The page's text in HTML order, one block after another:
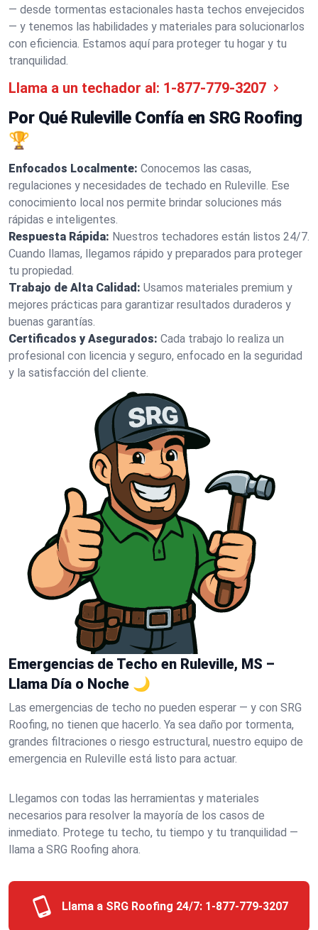
— desde tormentas estacionales hasta techos envejecidos
— y tenemos las habilidades y materiales para solucionarlos
con eficiencia. Estamos aquí para proteger tu hogar y tu
tranquilidad.
Llama a un techador al: 1-877-779-3207
Por Qué Ruleville Confía en SRG Roofing
🏆
Enfocados Localmente: Conocemos las casas,
regulaciones y necesidades de techado en Ruleville. Ese
conocimiento local nos permite brindar soluciones más
rápidas e inteligentes.
Respuesta Rápida: Nuestros techadores están listos 24/7.
Cuando llamas, llegamos rápido y preparados para proteger
tu propiedad.
Trabajo de Alta Calidad: Usamos materiales premium y
mejores prácticas para garantizar resultados duraderos y
buenas garantías.
Certificados y Asegurados: Cada trabajo lo realiza un
profesional con licencia y seguro, enfocado en la seguridad
y la satisfacción del cliente.
Emergencias de Techo en Ruleville, MS –
Llama Día o Noche 🌙
Las emergencias de techo no pueden esperar — y con SRG
Roofing, no tienen que hacerlo. Ya sea daño por tormenta,
grandes filtraciones o riesgo estructural, nuestro equipo de
emergencia en Ruleville está listo para actuar.
Llegamos con todas las herramientas y materiales
necesarios para resolver la mayoría de los casos de
inmediato. Protege tu techo, tu tiempo y tu tranquilidad —
llama a SRG Roofing ahora.
Llama a SRG Roofing 24/7: 1-877-779-3207